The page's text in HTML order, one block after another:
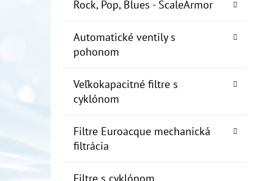
Rock, Pop, Blues - ScaleArmor
Automatické ventily s
pohonom
Veľkokapacitné filtre s
cyklónom
Filtre Euroacque mechanická
filtrácia
10" FILTER SENIOR 1"
€19